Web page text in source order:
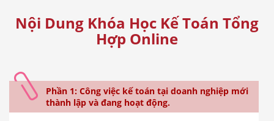
Nội Dung Khóa Học Kế Toán Tổng
Hợp Online
Phần 1: Công việc kế toán tại doanh nghiệp mới
thành lập và đang hoạt động.